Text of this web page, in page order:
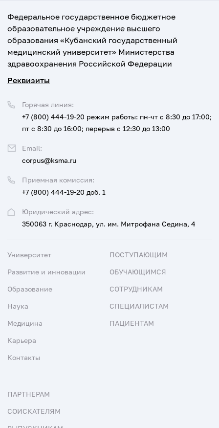
Федеральное государственное бюджетное
образовательное учреждение высшего
образования «Кубанский государственный
медицинский университет» Министерства
здравоохранения Российской Федерации
Реквизиты
Юридический адрес:
350063 г. Краснодар, ул. им. Митрофана Седина, 4
Приемная комиссия:
+7 (800) 444-19-20 доб. 1
Горячая линия:
+7 (800) 444-19-20 режим работы: пн-чт с 8:30 до 17:00;
пт с 8:30 до 16:00; перерыв с 12:30 до 13:00
Email:
corpus@ksma.ru
Университет
Развитие и инновации
Образование
Наука
Медицина
Карьера
Контакты
ПОСТУПАЮЩИМ
ОБУЧАЮЩИМСЯ
СОТРУДНИКАМ
СПЕЦИАЛИСТАМ
ПАЦИЕНТАМ
ПАРТНЕРАМ
СОИСКАТЕЛЯМ